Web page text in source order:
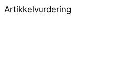
Artikkelvurdering